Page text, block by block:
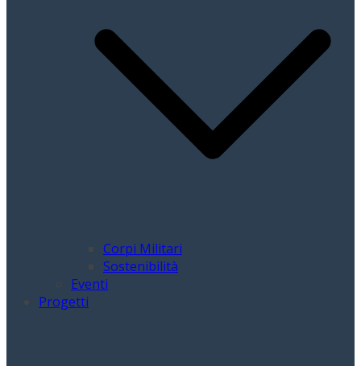
Corpi Militari
Sostenibilità
Eventi
Progetti